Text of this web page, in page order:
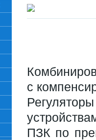
с
ПЗК по